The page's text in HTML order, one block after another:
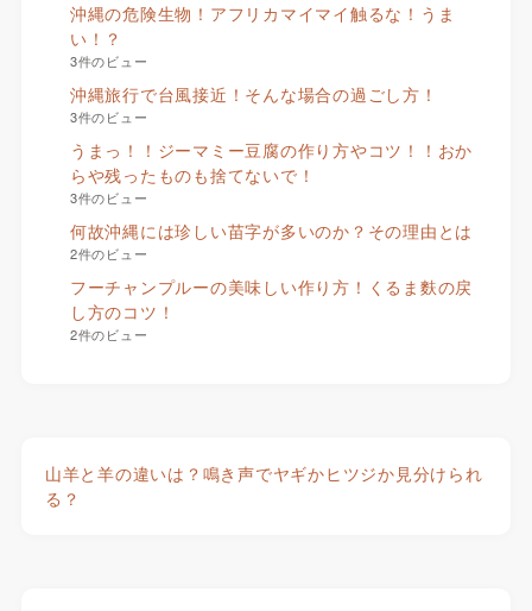
沖縄の危険生物！アフリカマイマイ触るな！うま
い！？
3件のビュー
沖縄旅行で台風接近！そんな場合の過ごし方！
3件のビュー
うまっ！！ジーマミー豆腐の作り方やコツ！！おか
らや残ったものも捨てないで！
3件のビュー
何故沖縄には珍しい苗字が多いのか？その理由とは
2件のビュー
フーチャンプルーの美味しい作り方！くるま麩の戻
し方のコツ！
2件のビュー
山羊と羊の違いは？鳴き声でヤギかヒツジか見分けられ
る？